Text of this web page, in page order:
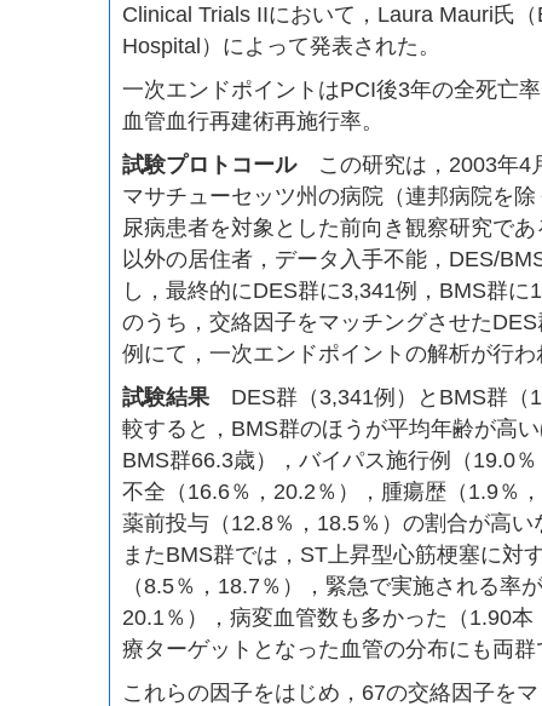
Clinical Trials IIにおいて，Laura Mauri氏
Hospital）によって発表された。
一次エンドポイントはPCI後3年の全死亡
血管血行再建術再施行率。
試験プロトコールこの研究は，2003年4
マサチューセッツ州の病院（連邦病院を
尿病患者を対象とした前向き観察研究で
以外の居住者，データ入手不能，DES/
し，最終的にDES群に3,341例，BMS群に
のうち，交絡因子をマッチングさせた
例にて，一次エンドポイントの解析が行わ
試験結果 DES群（3,341例）とBMS群（
較すると，BMS群のほうが平均年齢が高
BMS群66.3歳），バイパス施行例（19.0
不全（16.6％，20.2％），腫瘍歴（1.9％
薬前投与（12.8％，18.5％）の割合が高
またBMS群では，ST上昇型心筋梗塞に対
（8.5％，18.7％），緊急で実施される率
20.1％），病変血管数も多かった（1.90
療ターゲットとなった血管の分布にも両
これらの因子をはじめ，67の交絡因子を